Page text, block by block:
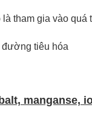
tham gia vào quá
đường tiêu hóa
manganse,